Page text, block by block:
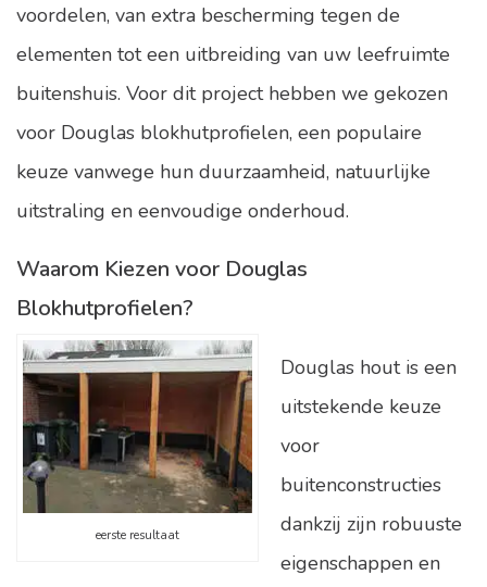
voordelen, van extra bescherming tegen de
elementen tot een uitbreiding van uw leefruimte
buitenshuis. Voor dit project hebben we gekozen
voor Douglas blokhutprofielen, een populaire
keuze vanwege hun duurzaamheid, natuurlijke
uitstraling en eenvoudige onderhoud.
Waarom Kiezen voor Douglas
Blokhutprofielen?
eerste resultaat
Douglas hout is een
uitstekende keuze
voor
buitenconstructies
dankzij zijn robuuste
eigenschappen en